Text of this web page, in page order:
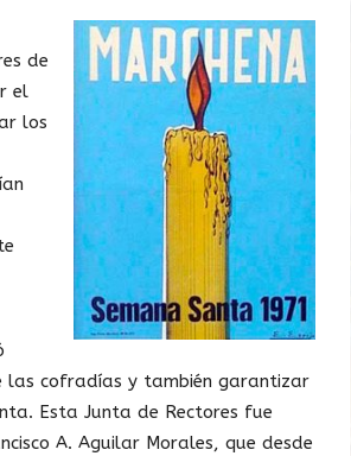
de
el
los
las cofradías y también garantizar
Esta Junta de Rectores fue
A. Aguilar Morales, que desde